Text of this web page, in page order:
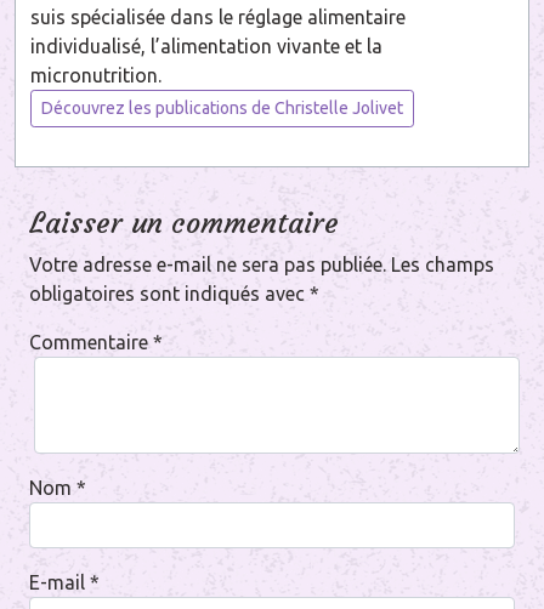
suis spécialisée dans le réglage alimentaire
individualisé, l’alimentation vivante et la
micronutrition.
Découvrez les publications de Christelle Jolivet
Laisser un commentaire
Votre adresse e-mail ne sera pas publiée. Les champs
obligatoires sont indiqués avec *
Commentaire *
Nom *
E-mail *